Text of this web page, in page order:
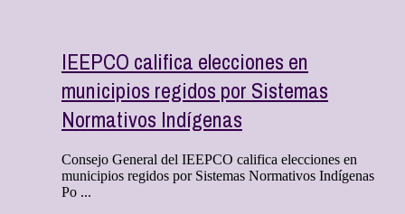
IEEPCO califica elecciones en
municipios regidos por Sistemas
Normativos Indígenas
Consejo General del IEEPCO califica elecciones en
municipios regidos por Sistemas Normativos Indígenas
Po ...